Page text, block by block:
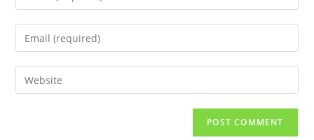
your
name
comment
Enter
your
email
address
Enter
your